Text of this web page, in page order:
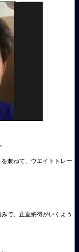
兼ねて、ウエイトトレー
で、正直納得がいくよう